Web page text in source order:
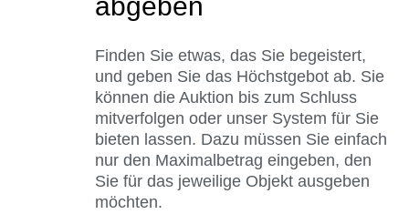
Finden Sie etwas, das Sie begeistert,
und geben Sie das Höchstgebot ab. Sie
können die Auktion bis zum Schluss
mitverfolgen oder unser System für Sie
bieten lassen. Dazu müssen Sie einfach
nur den Maximalbetrag eingeben, den
Sie für das jeweilige Objekt ausgeben
möchten.